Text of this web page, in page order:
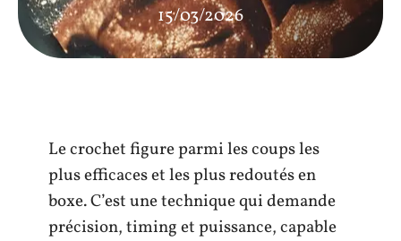
15/03/2026
Le crochet figure parmi les coups les
plus efficaces et les plus redoutés en
boxe. C’est une technique qui demande
précision, timing et puissance, capable